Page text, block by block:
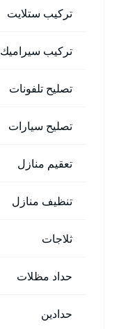
تركيب ستلايت
تركيب سيراميك
تصليح تلفونات
تصليح سيارات
تعقيم منازل
تنظيف منازل
ثلاجات
حداد مظلات
حدادين